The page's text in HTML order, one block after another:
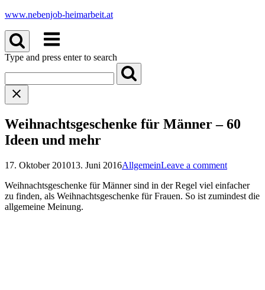
Skip
content
www.nebenjob-heimarbeit.at
Menu
Type and press enter to search
Weihnachtsgeschenke für Männer – 60
Ideen und mehr
17. Oktober 201013. Juni 2016AllgemeinLeave a comment
Weihnachtsgeschenke für Männer sind in der Regel viel einfacher
zu finden, als Weihnachtsgeschenke für Frauen. So ist zumindest die
allgemeine Meinung.